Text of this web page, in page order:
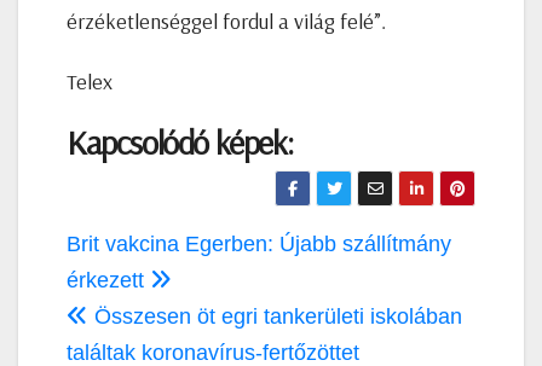
érzéketlenséggel fordul a világ felé”.
Telex
Kapcsolódó képek:
Bejegyzés
navigáció
Brit vakcina Egerben: Újabb szállítmány
érkezett
Összesen öt egri tankerületi iskolában
találtak koronavírus-fertőzöttet